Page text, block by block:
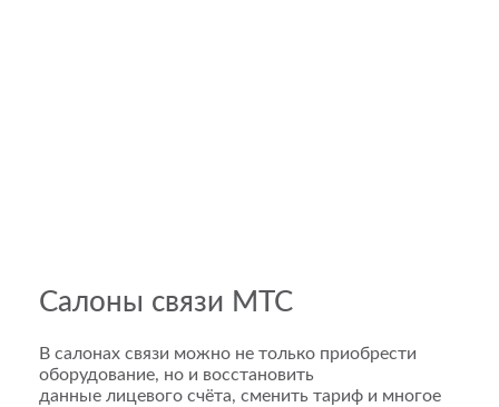
Салоны связи МТС
В салонах связи можно не только приобрести
оборудование, но и восстановить
данные лицевого счёта, сменить тариф и многое